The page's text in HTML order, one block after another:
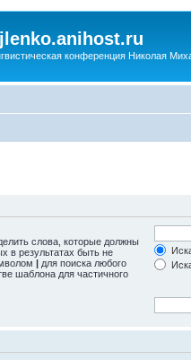
конференция Николая
слова, которые должны
в результатах быть не
| для поиска любого
шаблона для частичного